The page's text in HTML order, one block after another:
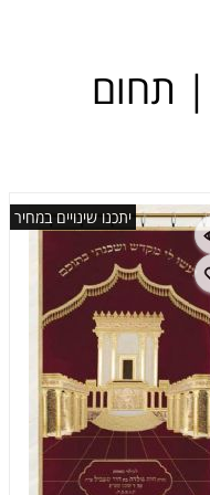
| תחום
יתכנו שינויים במחיר